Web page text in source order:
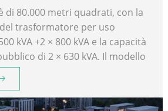
di 80.000 metri quadrati, con la
trasformatore per uso
kVA +2 × 800 kVA e la capacità
di 2 × 630 kVA. Il modello
al progetto è SCB12 10/0.